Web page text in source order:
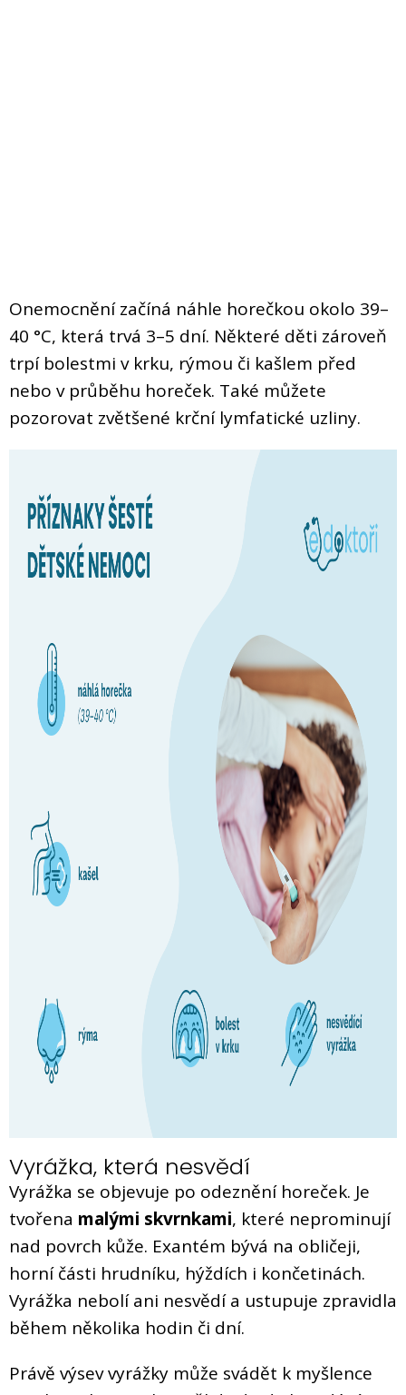
Onemocnění začíná náhle horečkou okolo 39–
40 °C, která trvá 3–5 dní. Některé děti zároveň
trpí bolestmi v krku, rýmou či kašlem před
nebo v průběhu horeček. Také můžete
pozorovat zvětšené krční lymfatické uzliny.
Vyrážka, která nesvědí
Vyrážka se objevuje po odeznění horeček. Je
tvořena malými skvrnkami, které neprominují
nad povrch kůže. Exantém bývá na obličeji,
horní části hrudníku, hýždích i končetinách.
Vyrážka nebolí ani nesvědí a ustupuje zpravidla
během několika hodin či dní.
Právě výsev vyrážky může svádět k myšlence